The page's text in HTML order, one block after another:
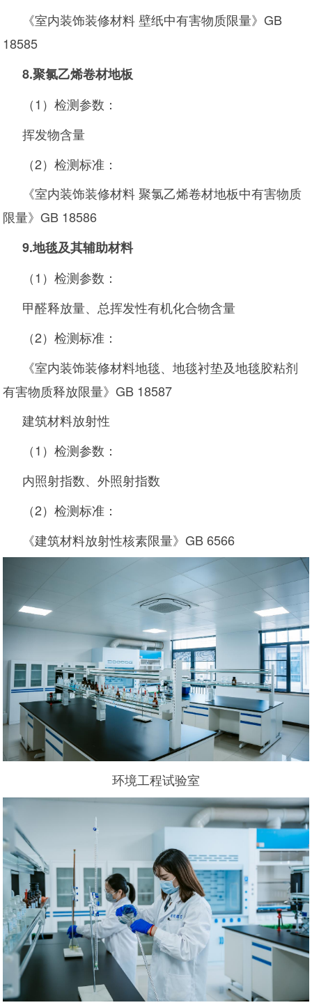
《室内装饰装修材料 壁纸中有害物质限量》GB
18585
8.聚氯乙烯卷材地板
（1）检测参数：
挥发物含量
（2）检测标准：
《室内装饰装修材料 聚氯乙烯卷材地板中有害物质
限量》GB 18586
9.地毯及其辅助材料
（1）检测参数：
甲醛释放量、总挥发性有机化合物含量
（2）检测标准：
《室内装饰装修材料地毯、地毯衬垫及地毯胶粘剂
有害物质释放限量》GB 18587
建筑材料放射性
（1）检测参数：
内照射指数、外照射指数
（2）检测标准：
《建筑材料放射性核素限量》GB 6566
环境工程试验室